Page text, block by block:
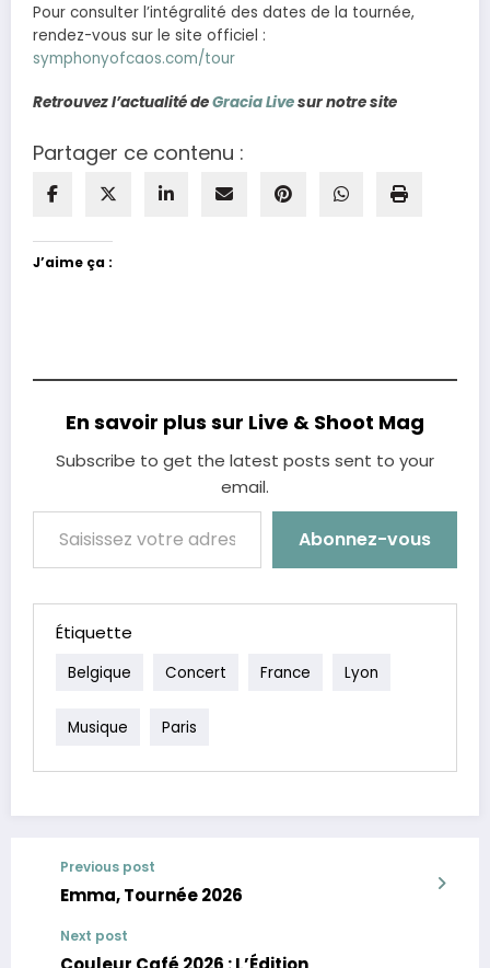
Pour consulter l’intégralité des dates de la tournée,
rendez-vous sur le site officiel :
symphonyofcaos.com/tour
Retrouvez l’actualité deGracia Livesur notre site
Partager ce contenu :
J’aime ça :
En savoir plus sur Live & Shoot Mag
Subscribe to get the latest posts sent to your
email.
Saisissez votre adresse e-mail…
Abonnez-vous
Étiquette
Belgique Concert France Lyon
Musique Paris
Previous post
Emma, Tournée 2026
Next post